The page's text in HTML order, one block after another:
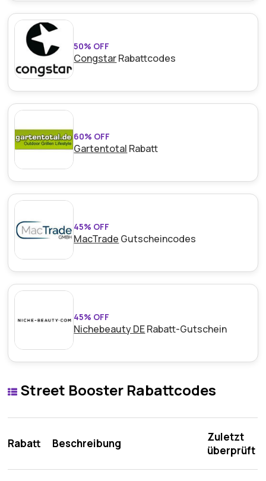
50% OFF
CongstarRabattcodes
60% OFF
Gartentotal Rabatt
45% OFF
MacTrade Gutscheincodes
45% OFF
Nichebeauty DERabatt-Gutschein
Street Booster Rabattcodes
Rabatt Beschreibung
Zuletzt
überprüft